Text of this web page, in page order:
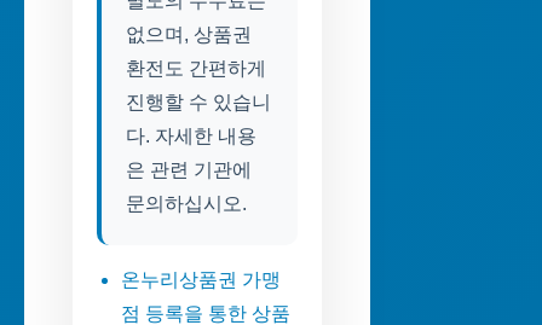
없으며, 상품권
환전도 간편하게
진행할 수 있습니
다. 자세한 내용
은 관련 기관에
문의하십시오.
온누리상품권 가맹
점 등록을 통한 상품